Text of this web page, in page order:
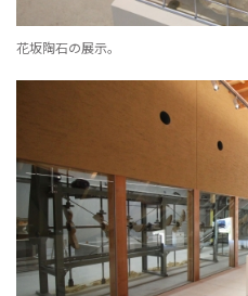
花坂陶石の展示。